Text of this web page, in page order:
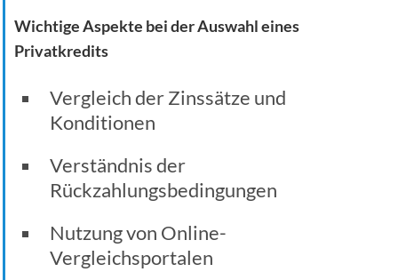
Wichtige Aspekte bei der Auswahl eines
Privatkredits
Vergleich der Zinssätze und
Konditionen
Verständnis der
Rückzahlungsbedingungen
Nutzung von Online-
Vergleichsportalen